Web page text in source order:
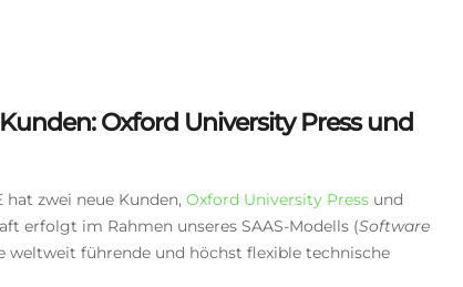
Oxford University Press und
zwei neue Kunden, Oxford University Press und
erfolgt im Rahmen unseres SAAS-Modells (Software
weltweit führende und höchst flexible technische